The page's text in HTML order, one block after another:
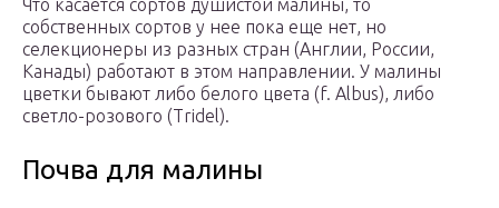
Что касается сортов душистой малины, то
собственных сортов у нее пока еще нет, но
селекционеры из разных стран (Англии, России,
Канады) работают в этом направлении. У малины
цветки бывают либо белого цвета (f. Albus), либо
светло-розового (Tridel).
Почва для малины